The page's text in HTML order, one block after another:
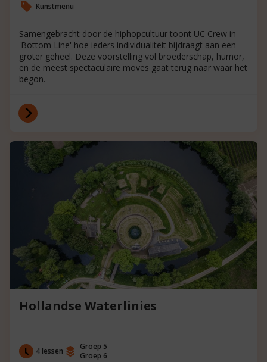
Kunstmenu
Samengebracht door de hiphopcultuur toont UC Crew in
'Bottom Line' hoe ieders individualiteit bijdraagt aan een
groter geheel. Deze voorstelling vol broederschap, humor,
en de meest spectaculaire moves gaat terug naar waar het
begon.
Hollandse Waterlinies
4 lessen
Groep 5
Groep 6